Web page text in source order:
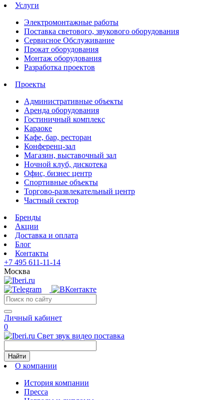
Услуги
Электромонтажные работы
Поставка светового, звукового оборудования
Сервисное Обслуживание
Прокат оборудования
Монтаж оборудования
Разработка проектов
Проекты
Административные объекты
Аренда оборудования
Гостиничный комплекс
Караоке
Кафе, бар, ресторан
Конференц-зал
Магазин, выставочный зал
Ночной клуб, дискотека
Офис, бизнес центр
Спортивные объекты
Торгово-развлекательный центр
Частный сектор
Бренды
Акции
Доставка и оплата
Блог
Контакты
+7 495 611-11-14
Москва
Личный кабинет
0
Свет звук видео поставка
Найти
О компании
История компании
Пресса